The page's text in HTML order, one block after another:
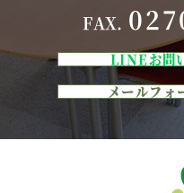
FAX.
LINEお問
メールフォ